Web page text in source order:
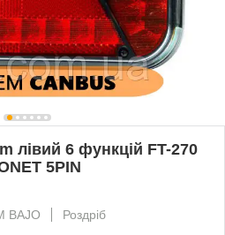
лівий 6 функцій FT-270
5PIN
BAJO
Роздріб